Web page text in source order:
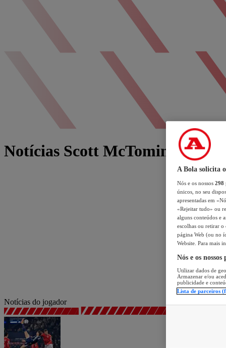
Notícias Scott McTominay
Notícias do jogador
A Bola solicita
Nós e os nossos 298
únicos, no seu
apresentadas em
«Rejeitar tudo» ou
alguns conteúdos e
escolhas ou retirar
página Web (ou no
Website. Para mais
Nós e os
Utilizar dados de
Armazenar e/ou
publicidade e
Lista de parceiros